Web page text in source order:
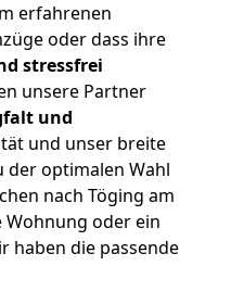
erfahrenen
oder dass ihre
stressfrei
unsere Partner
und
und unser breite
der optimalen Wahl
nach Töging am
Wohnung oder ein
haben die passende